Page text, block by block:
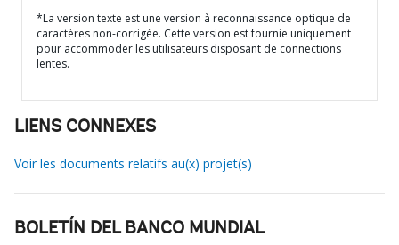
*La version texte est une version à reconnaissance optique de
caractères non-corrigée. Cette version est fournie uniquement
pour accommoder les utilisateurs disposant de connections
lentes.
LIENS CONNEXES
Voir les documents relatifs au(x) projet(s)
BOLETÍN DEL BANCO MUNDIAL